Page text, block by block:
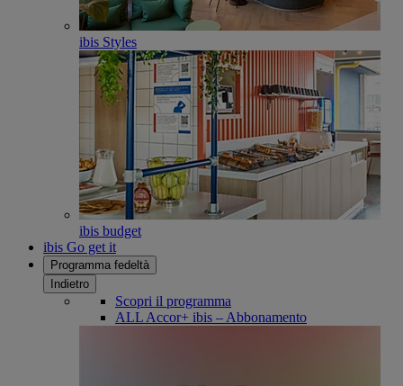
ibis Styles
ibis budget
ibis Go get it
Programma fedeltà
Indietro
Scopri il programma
ALL Accor+ ibis – Abbonamento